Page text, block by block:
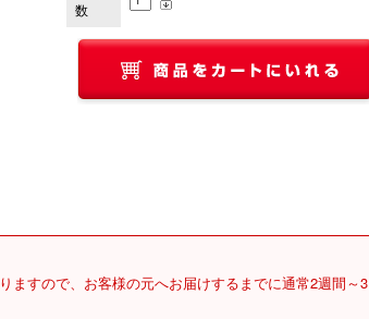
数
ますので、お客様の元へお届けするまでに通常2週間～3